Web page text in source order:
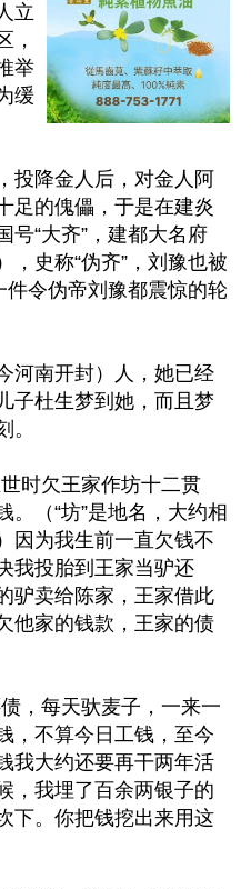
立
，
举
缓
投降金人后，对金人阿
足的傀儡，于是在建炎
号“大齐”，建都大名府
，史称“伪齐”，刘豫也被
件令伪帝刘豫都震惊的轮
河南开封）人，她已经
子杜生梦到她，而且梦
。
时欠王家作坊十二贯
（“坊”是地名，大约相
因为我生前一直欠钱不
我投胎到王家当驴还
驴卖给陈家，王家借此
他家的钱款，王家的债
，每天驮麦子，一来一
，不算今日工钱，至今
我大约还要再干两年活
，我埋了百余两银子的
下。你把钱挖出来用这